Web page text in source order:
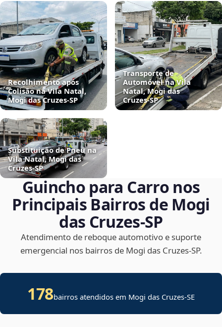
Recolhimento após
Colisão na Vila Natal,
Mogi das Cruzes‑SP
Transporte de
Automóvel na Vila
Natal, Mogi das
Cruzes‑SP
Substituição de Pneu na
Vila Natal, Mogi das
Cruzes‑SP
Guincho para Carro nos
Principais Bairros de Mogi
das Cruzes‑SP
Atendimento de reboque automotivo e suporte
emergencial nos bairros de Mogi das Cruzes‑SP.
178bairros atendidos em Mogi das Cruzes-SE